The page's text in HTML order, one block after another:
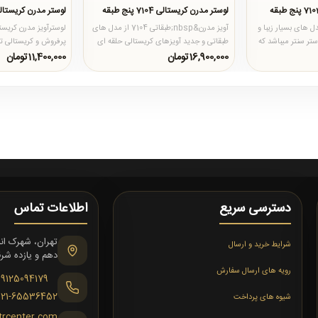
کد 7103 از مدل های بسیار زیبا و
سنتر میباشد که
لوستر مدرن کریستالی 7104 پنج طبقه
آویز مدرن&nbsp;طبقاتی 7104 از مدل های
طبقاتی و جدید آویزهای کریستالی حلقه ای
است که در لوستر سنتر ب..
16,900,000تومان
لوستر مدرن کریستالی 7107 دو
پرفروش و کریستالی
است که علاوه بر د..
11,400,000تومان
دسترسی سریع
شرایط خرید و ارسال
رویه های ارسال سفارش
شیوه های پرداخت
اطلاعات تماس
دهم و یازده
65536452